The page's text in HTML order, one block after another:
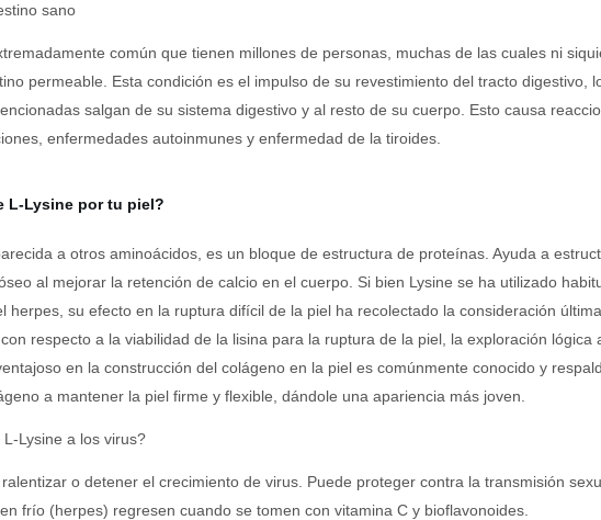
sano
común que tienen millones de personas, muchas de las cuales ni
permeable. Esta condición es el impulso de su revestimiento del tracto digestivo,
salgan de su sistema digestivo y al resto de su cuerpo. Esto causa
enfermedades autoinmunes y enfermedad de la tiroides.
L-Lysine por tu piel?
a otros aminoácidos, es un bloque de estructura de proteínas. Ayuda a
al mejorar la retención de calcio en el cuerpo. Si bien Lysine se ha utilizado
herpes, su efecto en la ruptura difícil de la piel ha recolectado la consideración
respecto a la viabilidad de la lisina para la ruptura de la piel, la exploración
en la construcción del colágeno en la piel es comúnmente conocido y
a mantener la piel firme y flexible, dándole una apariencia más joven.
Lysine a los virus?
o detener el crecimiento de virus. Puede proteger contra la transmisión
frío (herpes) regresen cuando se tomen con vitamina C y bioflavonoides.